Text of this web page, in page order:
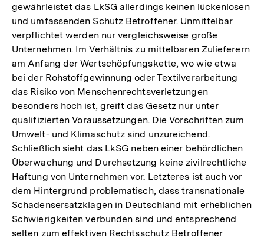
gewährleistet das LkSG allerdings keinen lückenlosen
und umfassenden Schutz Betroffener. Unmittelbar
verpflichtet werden nur vergleichsweise große
Unternehmen. Im Verhältnis zu mittelbaren Zulieferern
am Anfang der Wertschöpfungskette, wo wie etwa
bei der Rohstoffgewinnung oder Textilverarbeitung
das Risiko von Menschenrechtsverletzungen
besonders hoch ist, greift das Gesetz nur unter
qualifizierten Voraussetzungen. Die Vorschriften zum
Umwelt- und Klimaschutz sind unzureichend.
Schließlich sieht das LkSG neben einer behördlichen
Überwachung und Durchsetzung keine zivilrechtliche
Haftung von Unternehmen vor. Letzteres ist auch vor
dem Hintergrund problematisch, dass transnationale
Schadensersatzklagen in Deutschland mit erheblichen
Schwierigkeiten verbunden sind und entsprechend
selten zum effektiven Rechtsschutz Betroffener